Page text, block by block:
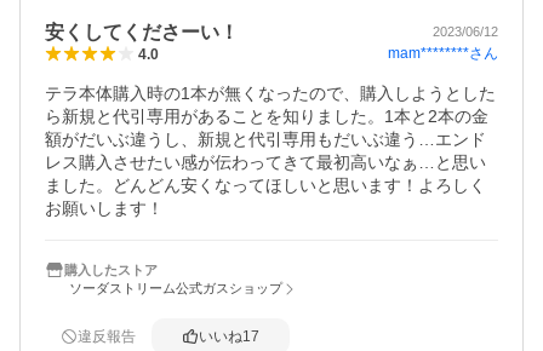
安くしてくださーい！ 2023/06/12
4.0 mam********さん
テラ本体購入時の1本が無くなったので、購入しようとした
ら新規と代引専用があることを知りました。1本と2本の金
額がだいぶ違うし、新規と代引専用もだいぶ違う…エンド
レス購入させたい感が伝わってきて最初高いなぁ…と思い
ました。どんどん安くなってほしいと思います！よろしく
お願いします！
購入したストア
ソーダストリーム公式ガスショップ
違反報告 いいね17